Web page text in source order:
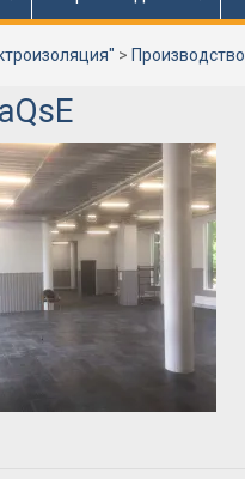
> Производство